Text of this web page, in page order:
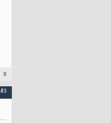
0
#3